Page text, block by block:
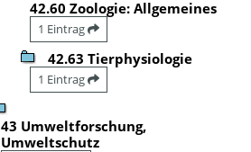
42.60 Zoologie: Allgemeines
1 Eintrag
42.63 Tierphysiologie
1 Eintrag
43 Umweltforschung,
Umweltschutz